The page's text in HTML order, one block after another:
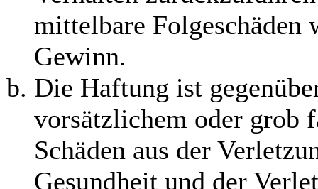
mittelbare Folgeschäden
Gewinn.
Die Haftung ist
vorsätzlichem oder grob
Schäden aus der
Gesundheit und der